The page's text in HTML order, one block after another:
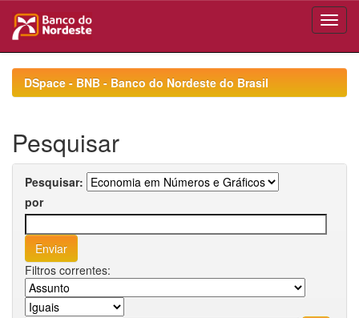
navigationDSpace - BNB - Banco do Nordeste do Brasil
Pesquisar
Pesquisar:
por
Filtros correntes: